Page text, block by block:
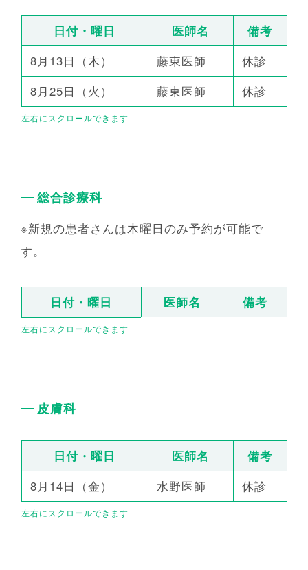
日付・曜日 医師名
備考
8月13日（木）
藤東医師
休診
8月25日（火）
藤東医師 休診
総合診療科
※新規の患者さんは木曜日のみ予約が可能で
す。
日付・曜日 医師名 備考
皮膚科
日付・曜日 医師名
備考
8月14日（金）
水野医師 休診